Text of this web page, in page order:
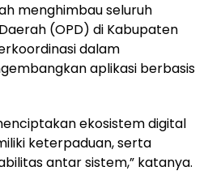
menghimbau seluruh
(OPD) di Kabupaten
dalam
aplikasi berbasis
ekosistem digital
keterpaduan, serta
antar sistem,” katanya.